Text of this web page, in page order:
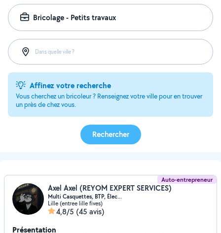
Bricolage - Petits travaux
Dans quelle ville ?
Affinez votre recherche
Vous cherchez un bricoleur ? Renseignez votre ville pour en trouver
un près de chez vous.
Rechercher
Auto-entrepreneur
Axel Axel (REYOM EXPERT SERVICES)
Multi Casquettes, BTP, Élec...
Lille (entree lille fives)
4,8/5 (45 avis)
Présentation